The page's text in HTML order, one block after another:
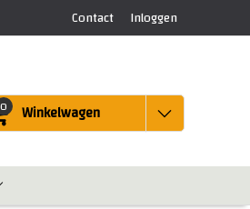
Contact Inloggen
0 Winkelwagen